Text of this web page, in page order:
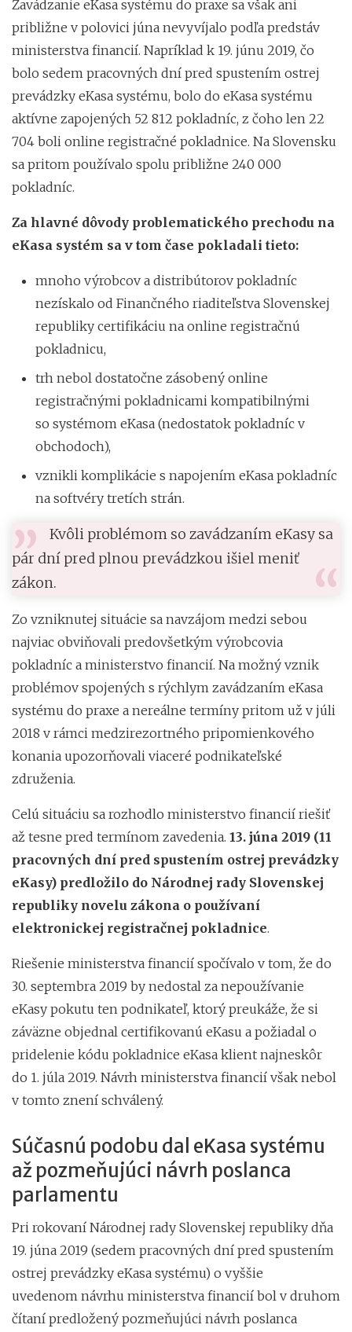
Zavádzanie eKasa systému do praxe sa však ani
približne v polovici júna nevyvíjalo podľa predstáv
ministerstva financií. Napríklad k 19. júnu 2019, čo
bolo sedem pracovných dní pred spustením ostrej
prevádzky eKasa systému, bolo do eKasa systému
aktívne zapojených 52 812 pokladníc, z čoho len 22
704 boli online registračné pokladnice. Na Slovensku
sa pritom používalo spolu približne 240 000
pokladníc.
Za hlavné dôvody problematického prechodu na
eKasa systém sa v tom čase pokladali tieto:
mnoho výrobcov a distribútorov pokladníc
nezískalo od Finančného riaditeľstva Slovenskej
republiky certifikáciu na online registračnú
pokladnicu,
trh nebol dostatočne zásobený online
registračnými pokladnicami kompatibilnými
so systémom eKasa (nedostatok pokladníc v
obchodoch),
vznikli komplikácie s napojením eKasa pokladníc
na softvéry tretích strán.
Kvôli problémom so zavádzaním eKasy sa
pár dní pred plnou prevádzkou išiel meniť
zákon.
Zo vzniknutej situácie sa navzájom medzi sebou
najviac obviňovali predovšetkým výrobcovia
pokladníc a ministerstvo financií. Na možný vznik
problémov spojených s rýchlym zavádzaním eKasa
systému do praxe a nereálne termíny pritom už v júli
2018 v rámci medzirezortného pripomienkového
konania upozorňovali viaceré podnikateľské
združenia.
Celú situáciu sa rozhodlo ministerstvo financií riešiť
až tesne pred termínom zavedenia. 13. júna 2019 (11
pracovných dní pred spustením ostrej prevádzky
eKasy) predložilo do Národnej rady Slovenskej
republiky novelu zákona o používaní
elektronickej registračnej pokladnice.
Riešenie ministerstva financií spočívalo v tom, že do
30. septembra 2019 by nedostal za nepoužívanie
eKasy pokutu ten podnikateľ, ktorý preukáže, že si
záväzne objednal certifikovanú eKasu a požiadal o
pridelenie kódu pokladnice eKasa klient najneskôr
do 1. júla 2019. Návrh ministerstva financií však nebol
v tomto znení schválený.
Súčasnú podobu dal eKasa systému
až pozmeňujúci návrh poslanca
parlamentu
Pri rokovaní Národnej rady Slovenskej republiky dňa
19. júna 2019 (sedem pracovných dní pred spustením
ostrej prevádzky eKasa systému) o vyššie
uvedenom návrhu ministerstva financií bol v druhom
čítaní predložený pozmeňujúci návrh poslanca